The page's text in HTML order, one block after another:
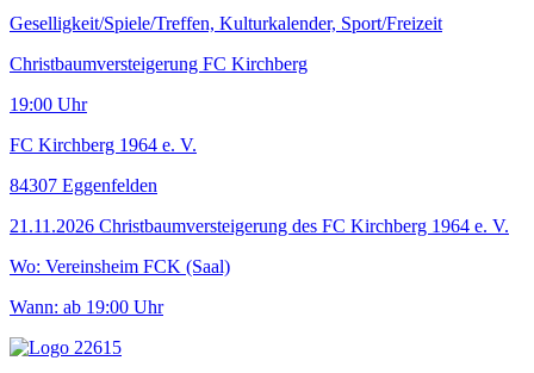
Geselligkeit/Spiele/Treffen, Kulturkalender, Sport/Freizeit
Christbaumversteigerung FC Kirchberg
19:00 Uhr
FC Kirchberg 1964 e. V.
84307 Eggenfelden
21.11.2026 Christbaumversteigerung des FC Kirchberg 1964 e. V.
Wo: Vereinsheim FCK (Saal)
Wann: ab 19:00 Uhr